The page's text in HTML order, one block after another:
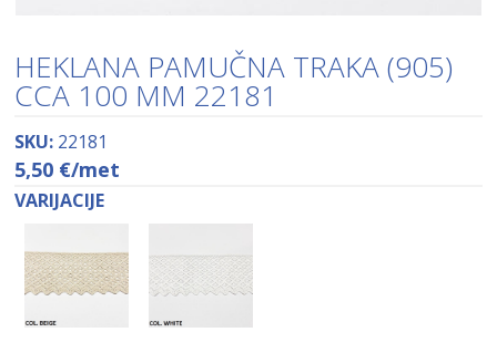
HEKLANA PAMUČNA TRAKA (905)
CCA 100 MM 22181
SKU: 22181
5,50 €/met
VARIJACIJE